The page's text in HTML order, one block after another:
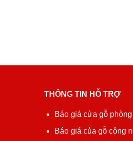
THÔNG TIN HỖ TRỢ
Báo giá cửa gỗ
Báo giá của gỗ công